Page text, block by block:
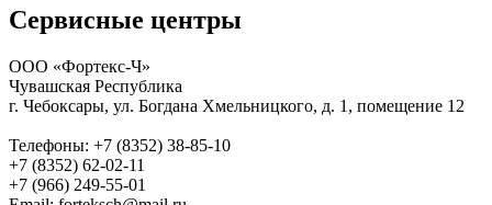
Сервисные центры
ООО «Фортекс-Ч»
Чувашская Республика
г. Чебоксары, ул. Богдана Хмельницкого, д. 1, помещение 12
Телефоны: +7 (8352) 38-85-10
+7 (8352) 62-02-11
+7 (966) 249-55-01